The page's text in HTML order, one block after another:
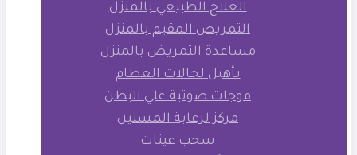
العلاج الطبيعي بالمنزل
التمريض المقيم بالمنزل
مساعدة التمريض بالمنزل
تأهيل لحالات العظام
موجات صوتية علي البطن
مركز لرعاية المسنين
سحب عينات